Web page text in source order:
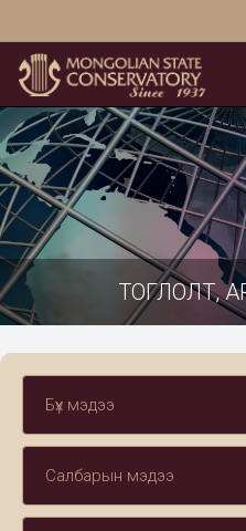
ТОГЛОЛТ,
Бүх мэдээ
Салбарын мэдээ